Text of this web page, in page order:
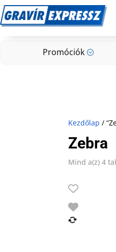
Promóciók ;
Promóciók;
Kezdőlap /
Zebra
Mind a(z) 4